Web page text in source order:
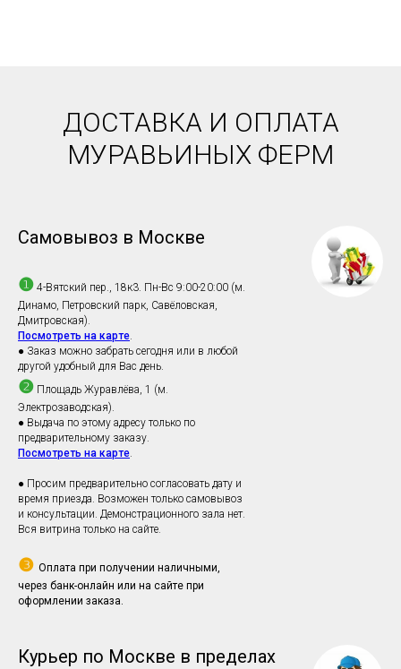
ДОСТАВКА И ОПЛАТА
МУРАВЬИНЫХ ФЕРМ
Самовывоз в Москве
❶ 4-Вятский пер., 18к3. Пн-Вс 9:00-20:00 (м.
Динамо, Петровский парк, Савёловская,
Дмитровская).
Посмотреть на карте.
● Заказ можно забрать сегодня или в любой
другой удобный для Вас день.
❷ Площадь Журавлёва, 1 (м.
Электрозаводская).
● Выдача по этому адресу только по
предварительному заказу.
Посмотреть на карте.
● Просим предварительно согласовать дату и
время приезда. Возможен только самовывоз
и консультации. Демонстрационного зала нет.
Вся витрина только на сайте.
❸ Оплата при получении наличными,
через банк-онлайн или на сайте при
оформлении заказа.
Курьер по Москве в пределах